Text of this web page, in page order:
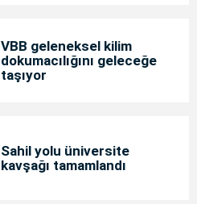
VBB geleneksel kilim
dokumacılığını geleceğe
taşıyor
Sahil yolu üniversite
kavşağı tamamlandı